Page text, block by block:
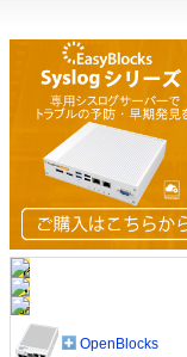
OpenBlocks